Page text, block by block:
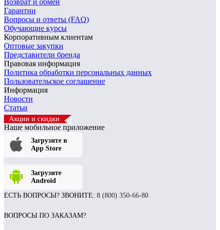
Возврат и обмен
Гарантии
Вопросы и ответы (FAQ)
Обучающие курсы
Корпоративным клиентам
Оптовые закупки
Представители бренда
Правовая информация
Политика обработки персональных данных
Пользовательское соглашение
Информация
Новости
Статьи
Акции и скидки
Наше мобильное приложение
Загрузите в
App Store
Загрузите
Android
ЕСТЬ ВОПРОСЫ? ЗВОНИТЕ: 8 (800) 350-66-80
ВОПРОСЫ ПО ЗАКАЗАМ?